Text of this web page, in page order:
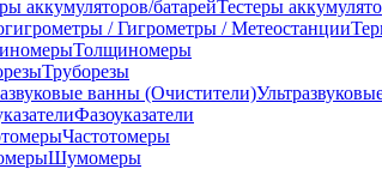
Тестеры
Толщиномеры
Труборезы
Фазоуказатели
Частотомеры
Шумомеры